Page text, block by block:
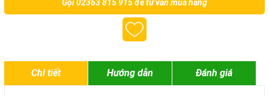
Gọi02363 815 915để tư vấn mua hàng
Chi tiết Hướng dẫn Đánh giá